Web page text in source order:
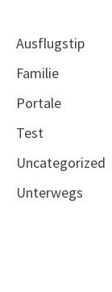
Ausflugstip
Familie
Portale
Test
Uncategorized
Unterwegs